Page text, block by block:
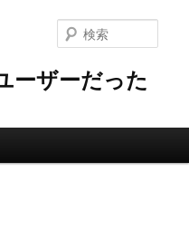
ーザーだった
索